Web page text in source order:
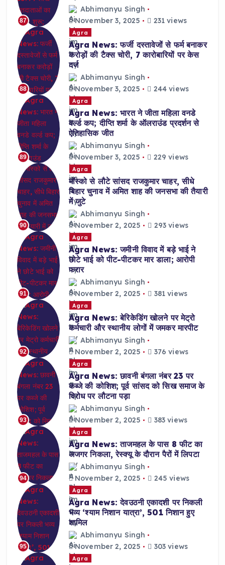
87
Abhimanyu Singh
November 3, 2025
231 views
88
Agra
Agra News: फर्जी दस्तावेजों से फर्म बनाकर
करोड़ों की टैक्स चोरी, 7 कारोबारियों पर केस
दर्ज
Abhimanyu Singh
November 3, 2025
244 views
89
Agra
Agra News: भारत ने जीता महिला वनडे
वर्ल्ड कप; दीप्ति शर्मा के ऑलराउंड प्रदर्शन से
ऐतिहासिक जीत
Abhimanyu Singh
November 3, 2025
229 views
90
Agra
मॉस्को से लौटे सांसद राजकुमार चाहर, सीधे
बिहार चुनाव में अमित शाह की जनसभा की तैयारी
में जुटे
Abhimanyu Singh
November 2, 2025
293 views
91
Agra
Agra News: जमीनी विवाद में बड़े भाई ने
छोटे भाई को पीट-पीटकर मार डाला; आरोपी
फरार
Abhimanyu Singh
November 2, 2025
381 views
92
Agra
Agra News: बेरिकेडिंग खोलने पर मेट्रो
कर्मचारी और स्थानीय लोगों में जमकर मारपीट
Abhimanyu Singh
November 2, 2025
376 views
93
Agra
Agra News: छावनी बंगला नंबर 23 पर
कब्जे की कोशिश; पूर्व सांसद को सिख समाज के
विरोध पर लौटना पड़ा
Abhimanyu Singh
November 2, 2025
383 views
94
Agra
Agra News: ताजमहल के पास 8 फीट का
अजगर निकला, रेस्क्यू के दौरान पैरों में लिपटा
Abhimanyu Singh
November 2, 2025
245 views
95
Agra
Agra News: देवउठनी एकादशी पर निकली
भव्य ‘श्याम निशान यात्रा’, 501 निशान हुए
शामिल
Abhimanyu Singh
November 2, 2025
303 views
Agra